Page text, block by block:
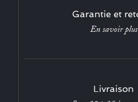
Garantie et
En savoir plus
Livraison